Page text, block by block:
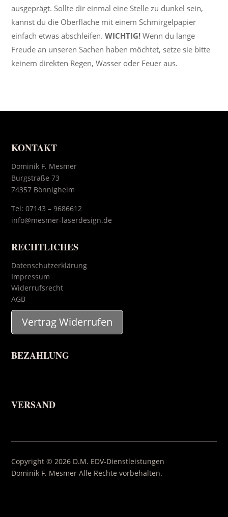
ausgeprägt. Sollte dir einmal eine Stelle zu dunkel sein,
kannst du die Oberfläche mit einem Schmirgelpapier
einfach etwas abschleifen.WICHTIG! Wenn du lange
Freude an unseren Sachen haben möchtet, setze sie bitte
keinem direkten Regen, Wasser oder Feuer aus.
KONTAKT
Dominik F. Mesmer
Burgstraße 73
74357 Bönnigheim
Tel:07143 – 9686612
info@mesmer-laserdesign.de
RECHTLICHES
Datenschutzerklärung
Impressum
Widerrufsrecht
AGB
Vertrag Widerrufen
BEZAHLUNG
VERSAND
Copyright © 2026 D.M. EDV-Dienstleistungen
Dominik F. Mesmer Alle Rechte vorbehalten.